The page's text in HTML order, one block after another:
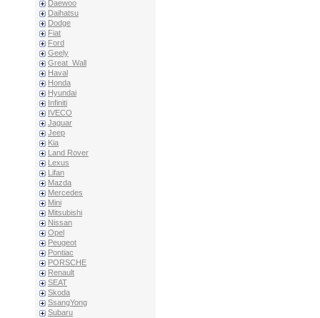
Daewoo
Daihatsu
Dodge
Fiat
Ford
Geely
Great_Wall
Haval
Honda
Hyundai
Infiniti
IVECO
Jaguar
Jeep
Kia
Land Rover
Lexus
Lifan
Mazda
Mercedes
Mini
Mitsubishi
Nissan
Opel
Peugeot
Pontiac
PORSCHE
Renault
SEAT
Skoda
SsangYong
Subaru